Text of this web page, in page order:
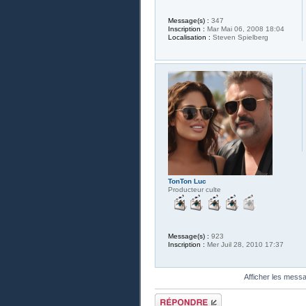
Message(s) : 347
Inscription : Mar Mai 06, 2008 18:04
Localisation : Steven Spielberg
TonTon Luc
Producteur culte
Message(s) : 923
Inscription : Mer Juil 28, 2010 17:37
Afficher les
Publier une